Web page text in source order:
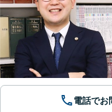
電話でお